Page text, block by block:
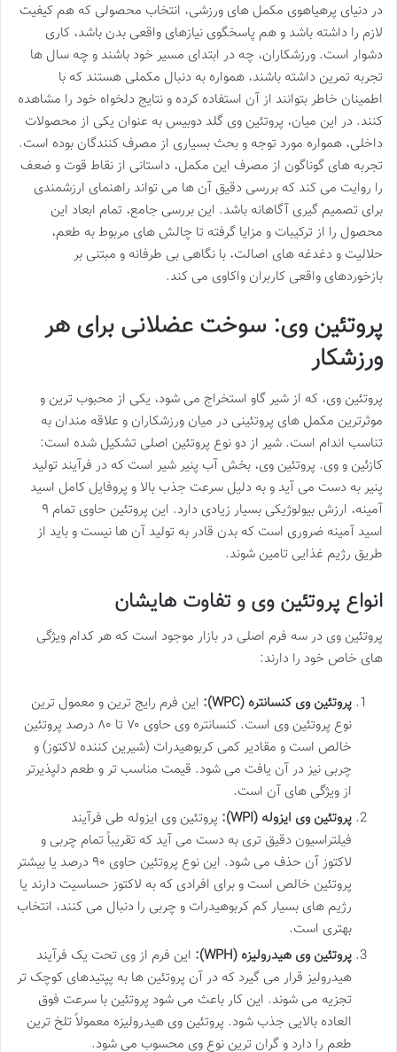
در دنیای پرهیاهوی مکمل های ورزشی، انتخاب محصولی که هم کیفیت
لازم را داشته باشد و هم پاسخگوی نیازهای واقعی بدن باشد، کاری
دشوار است. ورزشکاران، چه در ابتدای مسیر خود باشند و چه سال ها
تجربه تمرین داشته باشند، همواره به دنبال مکملی هستند که با
اطمینان خاطر بتوانند از آن استفاده کرده و نتایج دلخواه خود را مشاهده
کنند. در این میان، پروتئین وی گلد دوبیس به عنوان یکی از محصولات
داخلی، همواره مورد توجه و بحث بسیاری از مصرف کنندگان بوده است.
تجربه های گوناگون از مصرف این مکمل، داستانی از نقاط قوت و ضعف
را روایت می کند که بررسی دقیق آن ها می تواند راهنمای ارزشمندی
برای تصمیم گیری آگاهانه باشد. این بررسی جامع، تمام ابعاد این
محصول را از ترکیبات و مزایا گرفته تا چالش های مربوط به طعم،
حلالیت و دغدغه های اصالت، با نگاهی بی طرفانه و مبتنی بر
بازخوردهای واقعی کاربران واکاوی می کند.
پروتئین وی: سوخت عضلانی برای هر
ورزشکار
پروتئین وی، که از شیر گاو استخراج می شود، یکی از محبوب ترین و
موثرترین مکمل های پروتئینی در میان ورزشکاران و علاقه مندان به
تناسب اندام است. شیر از دو نوع پروتئین اصلی تشکیل شده است:
کازئین و وی. پروتئین وی، بخش آب پنیر شیر است که در فرآیند تولید
پنیر به دست می آید و به دلیل سرعت جذب بالا و پروفایل کامل اسید
آمینه، ارزش بیولوژیکی بسیار زیادی دارد. این پروتئین حاوی تمام ۹
اسید آمینه ضروری است که بدن قادر به تولید آن ها نیست و باید از
طریق رژیم غذایی تامین شوند.
انواع پروتئین وی و تفاوت هایشان
پروتئین وی در سه فرم اصلی در بازار موجود است که هر کدام ویژگی
های خاص خود را دارند:
پروتئین وی کنسانتره (WPC):
این فرم رایج ترین و معمول ترین
نوع پروتئین وی است. کنسانتره وی حاوی ۷۰ تا ۸۰ درصد پروتئین
خالص است و مقادیر کمی کربوهیدرات (شیرین کننده لاکتوز) و
چربی نیز در آن یافت می شود. قیمت مناسب تر و طعم دلپذیرتر
از ویژگی های آن است.
پروتئین وی ایزوله (WPI):
پروتئین وی ایزوله طی فرآیند
فیلتراسیون دقیق تری به دست می آید که تقریباً تمام چربی و
لاکتوز آن حذف می شود. این نوع پروتئین حاوی ۹۰ درصد یا بیشتر
پروتئین خالص است و برای افرادی که به لاکتوز حساسیت دارند یا
رژیم های بسیار کم کربوهیدرات و چربی را دنبال می کنند، انتخاب
بهتری است.
پروتئین وی هیدرولیزه (WPH):
این فرم از وی تحت یک فرآیند
هیدرولیز قرار می گیرد که در آن پروتئین ها به پپتیدهای کوچک تر
تجزیه می شوند. این کار باعث می شود پروتئین با سرعت فوق
العاده بالایی جذب شود. پروتئین وی هیدرولیزه معمولاً تلخ ترین
طعم را دارد و گران ترین نوع وی محسوب می شود.